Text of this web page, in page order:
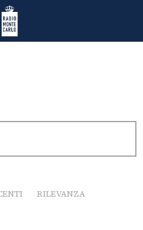
Radio Monte Carlo
RILEVANZA